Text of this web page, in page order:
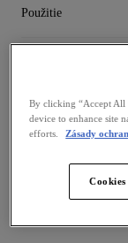
Použitie
EcoBeautyScore
By clicking “Accept All
device to enhance site
efforts.
Zásady